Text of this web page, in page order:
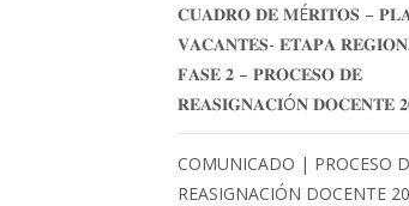
𝐂𝐔𝐀𝐃𝐑𝐎 𝐃𝐄 𝐌É𝐑𝐈𝐓𝐎𝐒 –
𝐕𝐀𝐂𝐀𝐍𝐓𝐄𝐒- 𝐄𝐓𝐀𝐏𝐀
𝐅𝐀𝐒𝐄 𝟐 – 𝐏𝐑𝐎𝐂𝐄𝐒𝐎 𝐃𝐄
𝐑𝐄𝐀𝐒𝐈𝐆𝐍𝐀𝐂𝐈Ó𝐍 𝐃𝐎𝐂𝐄𝐍𝐓𝐄
COMUNICADO | PROCESO
REASIGNACIÓN DOCENTE